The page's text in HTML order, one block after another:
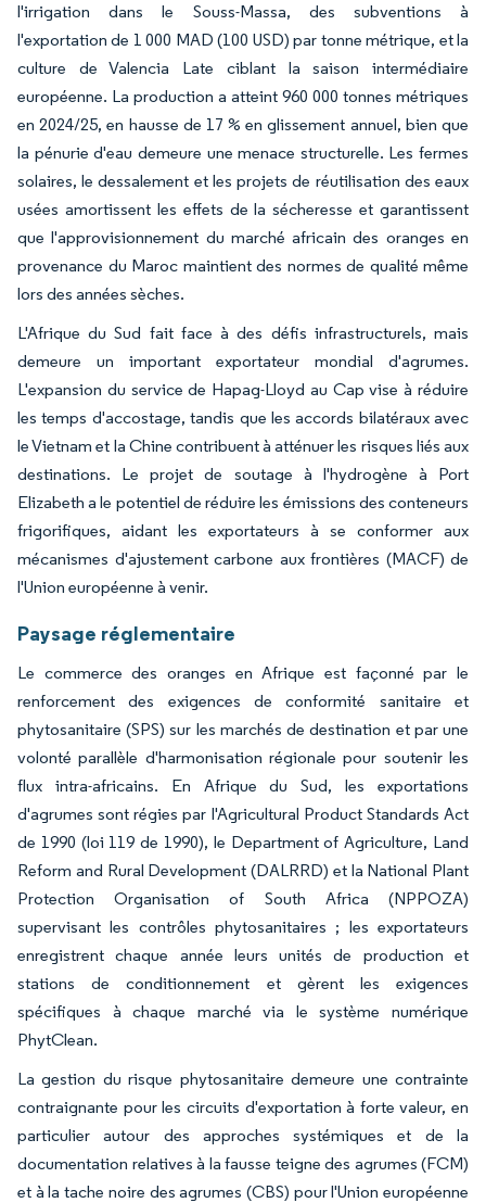
l'irrigation dans le Souss-Massa, des subventions à
l'exportation de 1 000 MAD (100 USD) par tonne métrique, et la
culture de Valencia Late ciblant la saison intermédiaire
européenne. La production a atteint 960 000 tonnes métriques
en 2024/25, en hausse de 17 % en glissement annuel, bien que
la pénurie d'eau demeure une menace structurelle. Les fermes
solaires, le dessalement et les projets de réutilisation des eaux
usées amortissent les effets de la sécheresse et garantissent
que l'approvisionnement du marché africain des oranges en
provenance du Maroc maintient des normes de qualité même
lors des années sèches.
L'Afrique du Sud fait face à des défis infrastructurels, mais
demeure un important exportateur mondial d'agrumes.
L'expansion du service de Hapag-Lloyd au Cap vise à réduire
les temps d'accostage, tandis que les accords bilatéraux avec
le Vietnam et la Chine contribuent à atténuer les risques liés aux
destinations. Le projet de soutage à l'hydrogène à Port
Elizabeth a le potentiel de réduire les émissions des conteneurs
frigorifiques, aidant les exportateurs à se conformer aux
mécanismes d'ajustement carbone aux frontières (MACF) de
l'Union européenne à venir.
Paysage réglementaire
Le commerce des oranges en Afrique est façonné par le
renforcement des exigences de conformité sanitaire et
phytosanitaire (SPS) sur les marchés de destination et par une
volonté parallèle d'harmonisation régionale pour soutenir les
flux intra-africains. En Afrique du Sud, les exportations
d'agrumes sont régies par l'Agricultural Product Standards Act
de 1990 (loi 119 de 1990), le Department of Agriculture, Land
Reform and Rural Development (DALRRD) et la National Plant
Protection Organisation of South Africa (NPPOZA)
supervisant les contrôles phytosanitaires ; les exportateurs
enregistrent chaque année leurs unités de production et
stations de conditionnement et gèrent les exigences
spécifiques à chaque marché via le système numérique
PhytClean.
La gestion du risque phytosanitaire demeure une contrainte
contraignante pour les circuits d'exportation à forte valeur, en
particulier autour des approches systémiques et de la
documentation relatives à la fausse teigne des agrumes (FCM)
et à la tache noire des agrumes (CBS) pour l'Union européenne